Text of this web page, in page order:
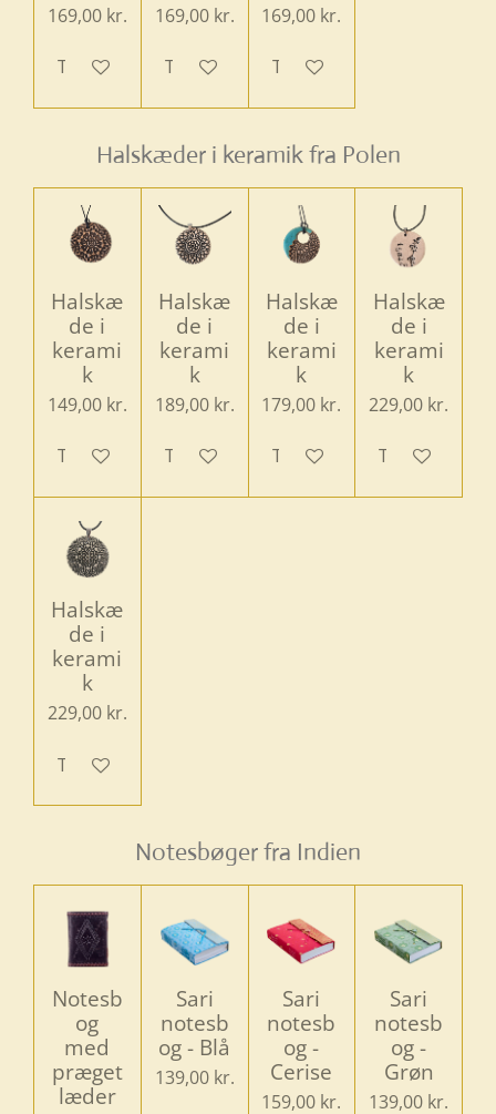
169,00 kr.
Tilføj til kurv
169,00 kr.
Tilføj til kurv
169,00 kr.
Tilføj til kurv
Halskæder i keramik fra Polen
Halskæ
de i
kerami
k
149,00 kr.
Tilføj til kurv
Halskæ
de i
kerami
k
189,00 kr.
Tilføj til kurv
Halskæ
de i
kerami
k
179,00 kr.
Tilføj til kurv
Halskæ
de i
kerami
k
229,00 kr.
Tilføj til kurv
Halskæ
de i
kerami
k
229,00 kr.
Tilføj til kurv
Notesbøger fra Indien
Notesb
og
med
præget
læder
Sari
notesb
og - Blå
139,00 kr.
Sari
notesb
og -
Cerise
159,00 kr.
Sari
notesb
og -
Grøn
139,00 kr.